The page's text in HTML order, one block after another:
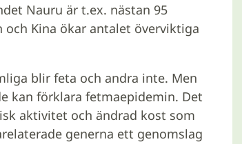
Nauru är t.ex. nästan 95
Kina ökar antalet överviktiga
blir feta och andra inte. Men
kan förklara fetmaepidemin. Det
aktivitet och ändrad kost som
generna ett genomslag